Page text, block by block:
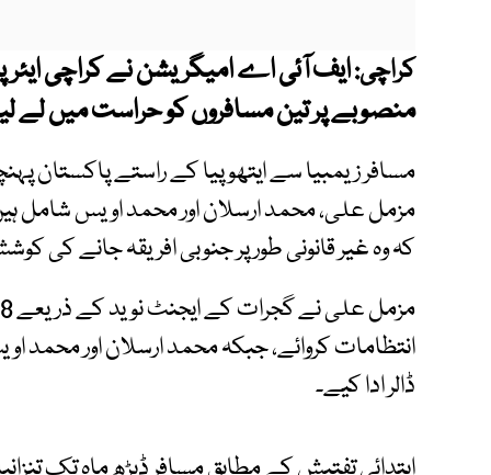
کراچی:ایف آئی اے امیگریشن نے کراچی
منصوبے پر تین مسافروں کو حراست میں لے
مسافر زیمبیا سے ایتھوپیا کے راستے پاکستان
مزمل علی، محمد ارسلان اور محمد اویس شامل
کہ وہ غیر قانونی طور پر جنوبی افریقہ جانے کی
ڈالر ادا کیے۔